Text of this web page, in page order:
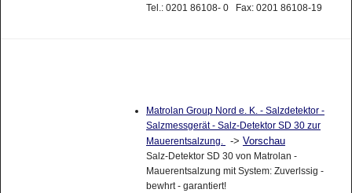
Tel.: 0201 86108- 0 Fax: 0201 86108-19
Matrolan Group Nord e. K. - Salzdetektor -
Salzmessgerät - Salz-Detektor SD 30 zur
Mauerentsalzung.
-> Vorschau
Salz-Detektor SD 30 von Matrolan -
Mauerentsalzung mit System: Zuverlssig -
bewhrt - garantiert!